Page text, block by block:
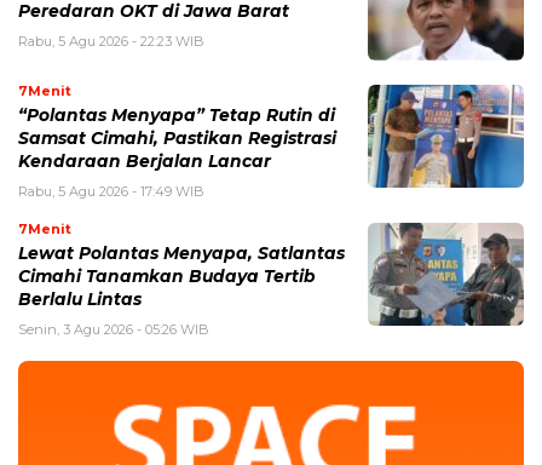
Peredaran OKT di Jawa Barat
Rabu, 5 Agu 2026 - 22:23 WIB
7Menit
“Polantas Menyapa” Tetap Rutin di
Samsat Cimahi, Pastikan Registrasi
Kendaraan Berjalan Lancar
Rabu, 5 Agu 2026 - 17:49 WIB
7Menit
Lewat Polantas Menyapa, Satlantas
Cimahi Tanamkan Budaya Tertib
Berlalu Lintas
Senin, 3 Agu 2026 - 05:26 WIB